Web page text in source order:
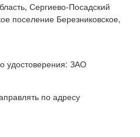
Сергиево-Посадский
поселение Березниковское,
удостоверения: ЗАО
по адресу